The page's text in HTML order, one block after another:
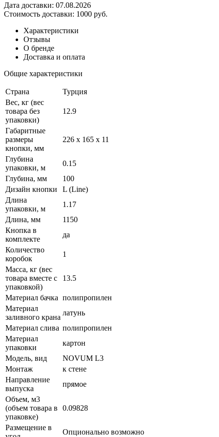
Дата доставки: 07.08.2026
Стоимость доставки: 1000 руб.
Характеристики
Отзывы
О бренде
Доставка и оплата
Общие характеристики
Страна
Турция
Вес, кг (вес
товара без
упаковки)
12.9
Габаритные
размеры
кнопки, мм
226 x 165 x 11
Глубина
упаковки, м
0.15
Глубина, мм
100
Дизайн кнопки
L (Line)
Длина
упаковки, м
1.17
Длина, мм
1150
Кнопка в
комплекте
да
Количество
коробок
1
Масса, кг (вес
товара вместе с
упаковкой)
13.5
Материал бачка полипропилен
Материал
заливного крана
латунь
Материал слива полипропилен
Материал
упаковки
картон
Модель, вид
NOVUM L3
Монтаж
к стене
Направление
выпуска
прямое
Объем, м3
(объем товара в
упаковке)
0.09828
Размещение в
Опционально возможно